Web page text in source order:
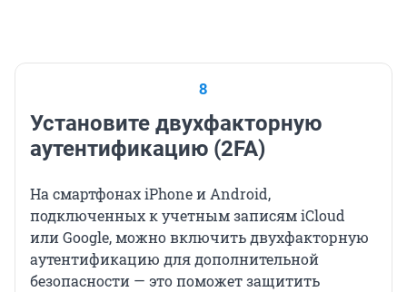
8
Установите двухфакторную
аутентификацию (2FA)
На смартфонах iPhone и Android,
подключенных к учетным записям iCloud
или Google, можно включить двухфакторную
аутентификацию для дополнительной
безопасности — это поможет защитить